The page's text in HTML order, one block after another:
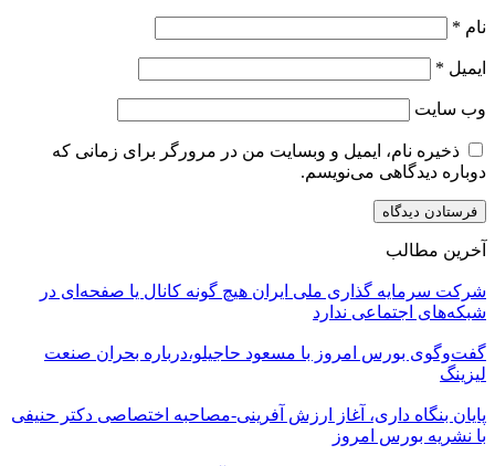
نام *
ایمیل *
وب‌ سایت
ذخیره نام، ایمیل و وبسایت من در مرورگر برای زمانی که
دوباره دیدگاهی می‌نویسم.
آخرین مطالب
شرکت سرمایه گذاری ملی ایران هیچ گونه کانال یا صفحه‌ای در
شبکه‌های اجتماعی ندارد
گفت‌وگوی بورس امروز با مسعود حاجیلو،درباره بحران صنعت
لیزینگ
پایان بنگاه داری، آغاز ارزش آفرینی-مصاحبه اختصاصی دکتر حنیفی
با نشریه بورس امروز